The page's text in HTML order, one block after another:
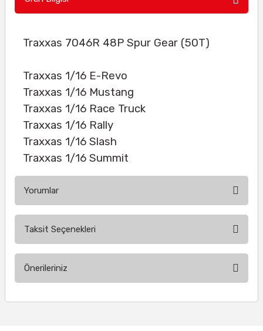
Traxxas 7046R 48P Spur Gear (50T)
Traxxas 1/16 E-Revo
Traxxas 1/16 Mustang
Traxxas 1/16 Race Truck
Traxxas 1/16 Rally
Traxxas 1/16 Slash
Traxxas 1/16 Summit
Yorumlar
Taksit Seçenekleri
Önerileriniz